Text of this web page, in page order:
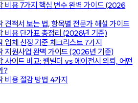
비용 7가지 핵심 변수 완벽 가이드 (2026
견적서 보는 법, 항목별 전문가 해설 가이드
비용 단가표 총정리 (2026년 기준)
업체 선정 기준 체크리스트 7가지
지원사업 완벽 가이드 (2026년 기준)
사이트 비교: 웹빌더 vs 에이전시 의뢰, 어떤
?
비용 절감 방법 4가지